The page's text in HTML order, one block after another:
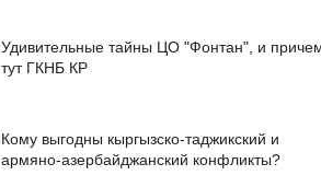
Удивительные тайны ЦО "Фонтан", и
тут ГКНБ КР
Кому выгодны кыргызско-таджикский и
армяно-азербайджанский конфликты?